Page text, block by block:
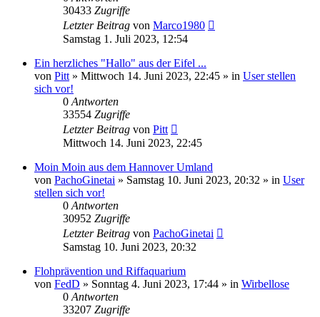
30433 Zugriffe
Letzter Beitrag von Marco1980
Samstag 1. Juli 2023, 12:54
Ein herzliches "Hallo" aus der Eifel ...
von Pitt » Mittwoch 14. Juni 2023, 22:45 » in User stellen
sich vor!
0 Antworten
33554 Zugriffe
Letzter Beitrag von Pitt
Mittwoch 14. Juni 2023, 22:45
Moin Moin aus dem Hannover Umland
von PachoGinetai » Samstag 10. Juni 2023, 20:32 » in User
stellen sich vor!
0 Antworten
30952 Zugriffe
Letzter Beitrag von PachoGinetai
Samstag 10. Juni 2023, 20:32
Flohprävention und Riffaquarium
von FedD » Sonntag 4. Juni 2023, 17:44 » in Wirbellose
0 Antworten
33207 Zugriffe